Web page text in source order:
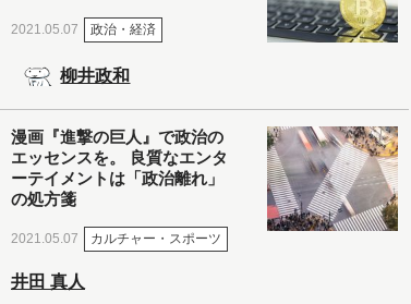
2021.05.07 政治・経済
柳井政和
漫画『進撃の巨人』で政治の
エッセンスを。 良質なエンタ
ーテイメントは「政治離れ」
の処方箋
2021.05.07 カルチャー・スポーツ
井田 真人